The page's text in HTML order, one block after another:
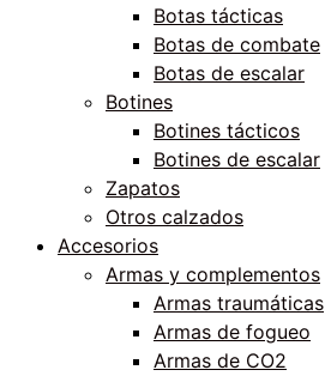
Botas tácticas
Botas de combate
Botas de escalar
Botines
Botines tácticos
Botines de escalar
Zapatos
Otros calzados
Accesorios
Armas y complementos
Armas traumáticas
Armas de fogueo
Armas de CO2